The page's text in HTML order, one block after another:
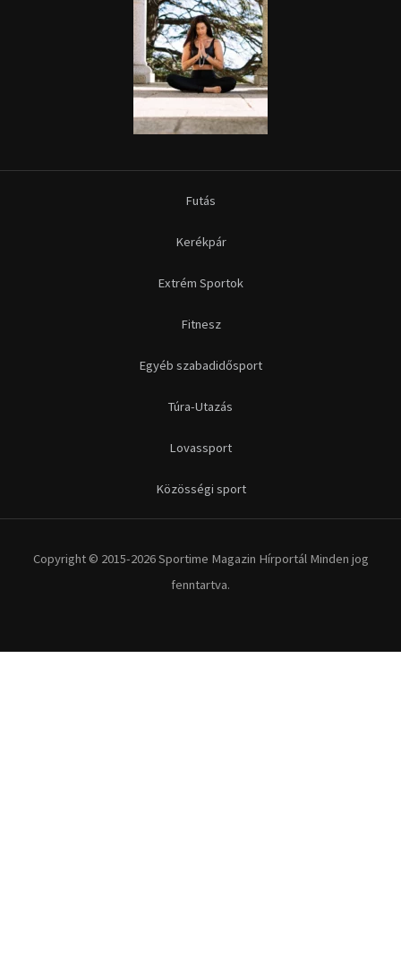
Futás
Kerékpár
Extrém Sportok
Fitnesz
Egyéb szabadidősport
Túra-Utazás
Lovassport
Közösségi sport
Copyright © 2015-2026 Sportime Magazin Hírportál Minden jog
fenntartva.